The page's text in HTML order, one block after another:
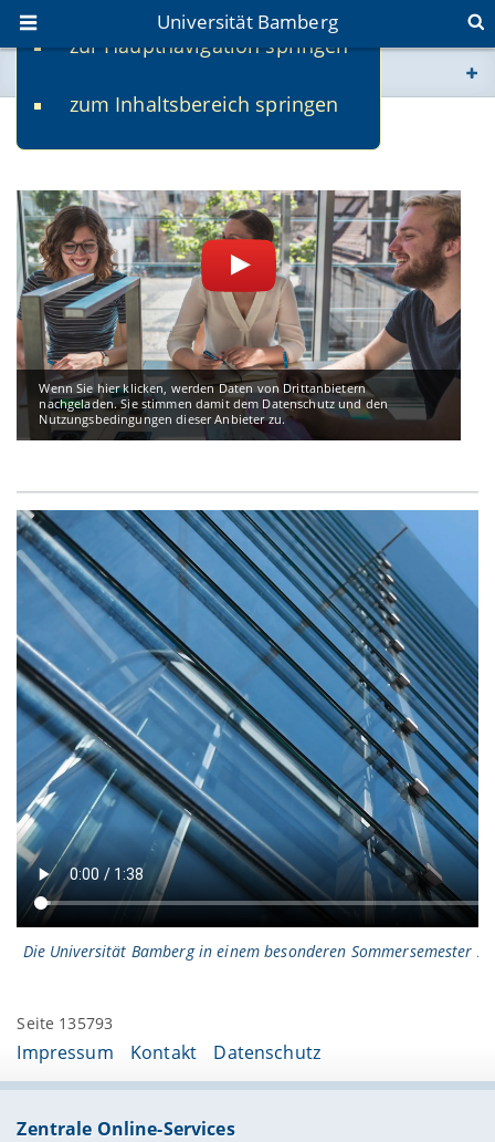
zur Hauptnavigation springen
zum Inhaltsbereich springen
Universität Bamberg
www.uni-bamberg.de
fis.uni-bamberg.de
Videos
Wenn Sie hier klicken, werden Daten von Drittanbietern
nachgeladen. Sie stimmen damit dem Datenschutz und den
Nutzungsbedingungen dieser Anbieter zu.
Die Universität Bamberg in einem besonderen Sommersemester
Seite 135793
Impressum Kontakt Datenschutz
Zentrale Online-Services